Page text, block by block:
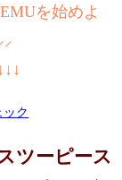
を始めよ
ツーピース